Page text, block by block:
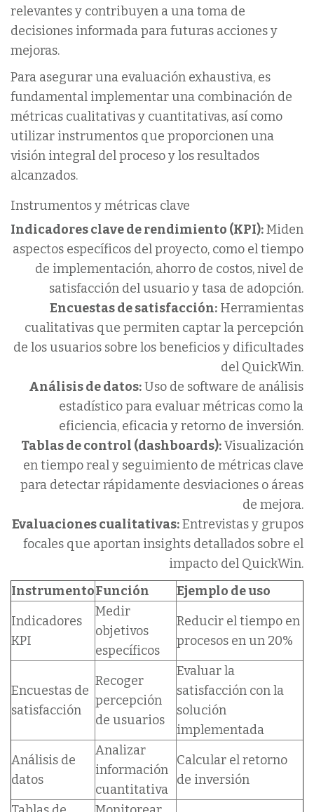
relevantes y contribuyen a una toma de
decisiones informada para futuras acciones y
mejoras.
Para asegurar una evaluación exhaustiva, es
fundamental implementar una combinación de
métricas cualitativas y cuantitativas, así como
utilizar instrumentos que proporcionen una
visión integral del proceso y los resultados
alcanzados.
Instrumentos y métricas clave
Indicadores clave de rendimiento (KPI):Miden
aspectos específicos del proyecto, como el tiempo
de implementación, ahorro de costos, nivel de
satisfacción del usuario y tasa de adopción.
Encuestas de satisfacción: Herramientas
cualitativas que permiten captar la percepción
de los usuarios sobre los beneficios y dificultades
del QuickWin.
Análisis de datos:Uso de software de análisis
estadístico para evaluar métricas como la
eficiencia, eficacia y retorno de inversión.
Tablas de control (dashboards):Visualización
en tiempo real y seguimiento de métricas clave
para detectar rápidamente desviaciones o áreas
de mejora.
Evaluaciones cualitativas:Entrevistas y grupos
focales que aportan insights detallados sobre el
impacto del QuickWin.
InstrumentoFunción
Ejemplo de uso
Indicadores
KPI
Medir
objetivos
específicos
Reducir el tiempo en
procesos en un 20%
Encuestas de
satisfacción
Recoger
percepción
de usuarios
Evaluar la
satisfacción con la
solución
implementada
Análisis de
datos
Analizar
información
cuantitativa
Calcular el retorno
de inversión